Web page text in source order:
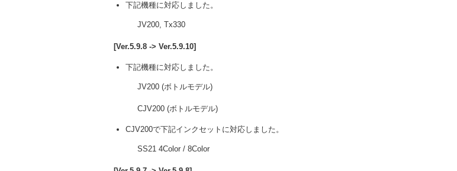
下記機種に対応しました。
JV200, Tx330
[Ver.5.9.8 -> Ver.5.9.10]
下記機種に対応しました。
JV200 (ボトルモデル)
CJV200 (ボトルモデル)
CJV200で下記インクセットに対応しました。
SS21 4Color / 8Color